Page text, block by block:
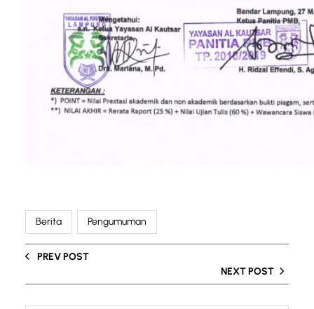
Berita Pengumuman
PREV POST
NEXT POST